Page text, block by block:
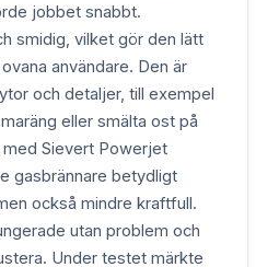
jobbet snabbt.
smidig, vilket gör den lätt
användare. Den är
och detaljer, till exempel
eller smälta ost på
Sievert Powerjet
gasbrännare betydligt
också mindre kraftfull.
utan problem och
Under testet märkte